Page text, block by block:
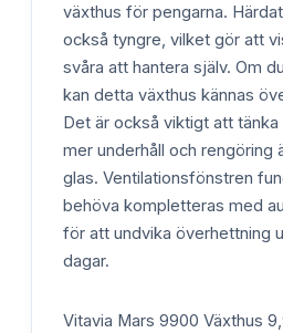
växthus för pengarna.
också tyngre, vilket gör att
svåra att hantera själv. Om
kan detta växthus kännas
Det är också viktigt att
mer underhåll och rengöring
glas. Ventilationsfönstren
behöva kompletteras med
för att undvika överhettning
dagar.
Vitavia Mars 9900 Växthus